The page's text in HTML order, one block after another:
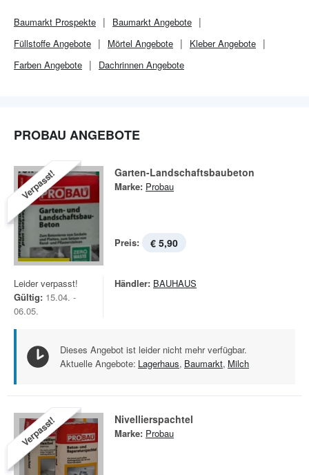
Baumarkt Prospekte Baumarkt Angebote
Füllstoffe Angebote
Mörtel Angebote
Kleber Angebote
Farben Angebote
Dachrinnen Angebote
PROBAU ANGEBOTE
Verpasst! Garten-Landschaftsbaubeton
Marke: Probau
Preis: € 5,90
Leider verpasst!
Gültig: 15.04. -
06.05.
Händler: BAUHAUS
Dieses Angebot ist leider nicht mehr verfügbar.
Aktuelle Angebote: Lagerhaus, Baumarkt, Milch
Verpasst! Nivellierspachtel
Marke: Probau